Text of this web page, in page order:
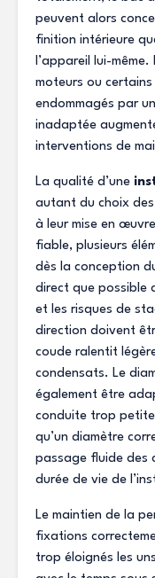
peuvent alors
finition intérieure
l’appareil lui-
moteurs ou
endommagés par
inadaptée
interventions de
La qualité d’une
autant du choix
à leur mise en
fiable, plusieurs
dès la conception
direct que possible
et les risques de
direction doivent
coude ralentit
condensats. Le
également être
conduite trop
qu’un diamètre
passage fluide des
durée de vie de
Le maintien de la
fixations
trop éloignés les